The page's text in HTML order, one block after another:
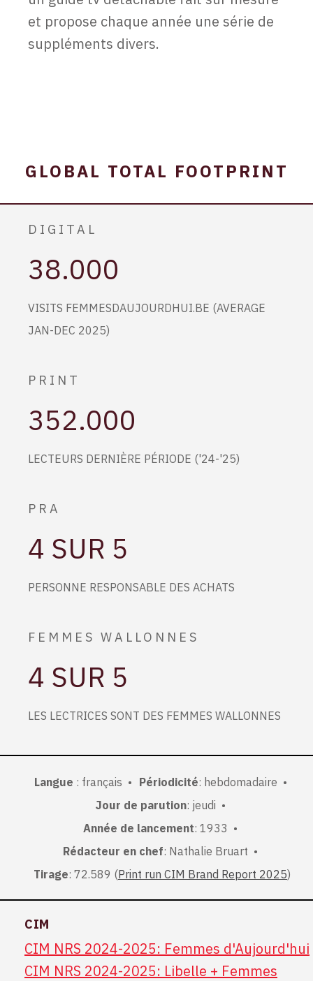
et propose chaque année une série de
suppléments divers.
GLOBAL TOTAL FOOTPRINT
DIGITAL
38.000
VISITS FEMMESDAUJOURDHUI.BE (AVERAGE
JAN-DEC 2025)
PRINT
352.000
LECTEURS DERNIÈRE PÉRIODE ('24-'25)
PRA
4 SUR 5
PERSONNE RESPONSABLE DES ACHATS
FEMMES WALLONNES
4 SUR 5
LES LECTRICES SONT DES FEMMES WALLONNES
Langue : français Périodicité: hebdomadaire
Jour de parution: jeudi
Année de lancement: 1933
Rédacteur en chef: Nathalie Bruart
Tirage: 72.589 (Print run CIM Brand Report 2025)
CIM
CIM NRS 2024-2025: Femmes d'Aujourd'hui
CIM NRS 2024-2025: Libelle + Femmes